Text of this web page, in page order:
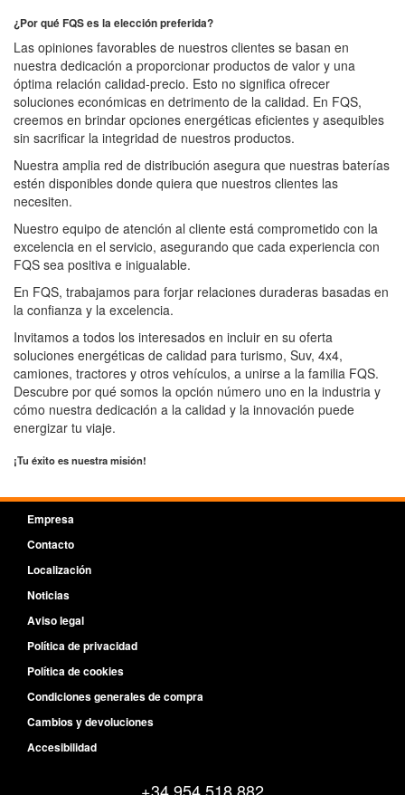
¿Por qué FQS es la elección preferida?
Las opiniones favorables de nuestros clientes se basan en
nuestra dedicación a proporcionar productos de valor y una
óptima relación calidad-precio. Esto no significa ofrecer
soluciones económicas en detrimento de la calidad. En FQS,
creemos en brindar opciones energéticas eficientes y asequibles
sin sacrificar la integridad de nuestros productos.
Nuestra amplia red de distribución asegura que nuestras baterías
estén disponibles donde quiera que nuestros clientes las
necesiten.
Nuestro equipo de atención al cliente está comprometido con la
excelencia en el servicio, asegurando que cada experiencia con
FQS sea positiva e inigualable.
En FQS, trabajamos para forjar relaciones duraderas basadas en
la confianza y la excelencia.
Invitamos a todos los interesados en incluir en su oferta
soluciones energéticas de calidad para turismo, Suv, 4x4,
camiones, tractores y otros vehículos, a unirse a la familia FQS.
Descubre por qué somos la opción número uno en la industria y
cómo nuestra dedicación a la calidad y la innovación puede
energizar tu viaje.
¡Tu éxito es nuestra misión!
Empresa
Contacto
Localización
Noticias
Aviso legal
Política de privacidad
Política de cookies
Condiciones generales de compra
Cambios y devoluciones
Accesibilidad
+34 954 518 882